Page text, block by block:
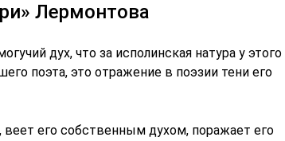
Лермонтова
дух, что за исполинская натура у этого
поэта, это отражение в поэзии тени его
его собственным духом, поражает его